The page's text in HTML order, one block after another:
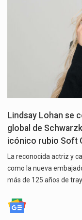
Lindsay Lohan se
global de
icónico rubio Soft
La reconocida actriz y
como la nueva
más de 125 años de